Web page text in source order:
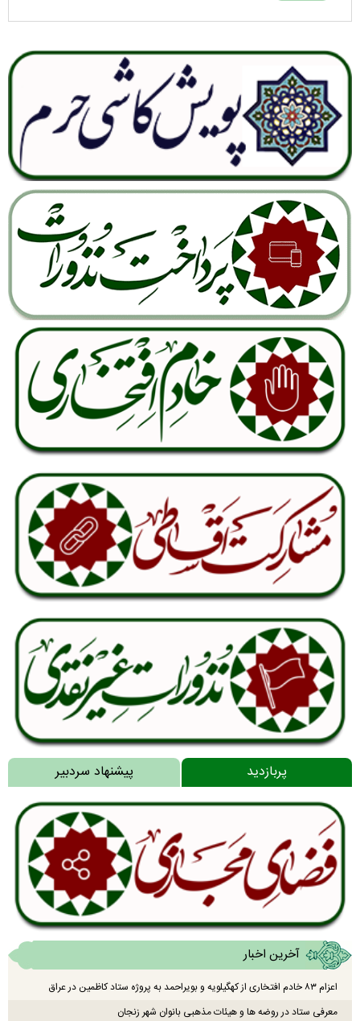
پربازدید پیشنهاد سردبیر
آخرین اخبار
اعزام ۸۳ خادم افتخاری از کهگیلویه و بویراحمد به پروژه ستاد کاظمین در عراق
معرفی ستاد در روضه ها و هیئات مذهبی بانوان شهر زنجان